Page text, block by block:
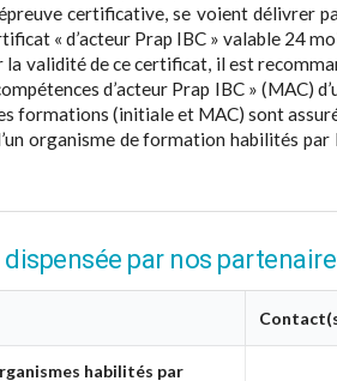
certificative, se voient délivrer
« d’acteur Prap IBC » valable 24
la validité de ce certificat, il est
d’acteur Prap IBC » (MAC)
formations (initiale et MAC) sont
organisme de formation habilités par
par nos
habilités par